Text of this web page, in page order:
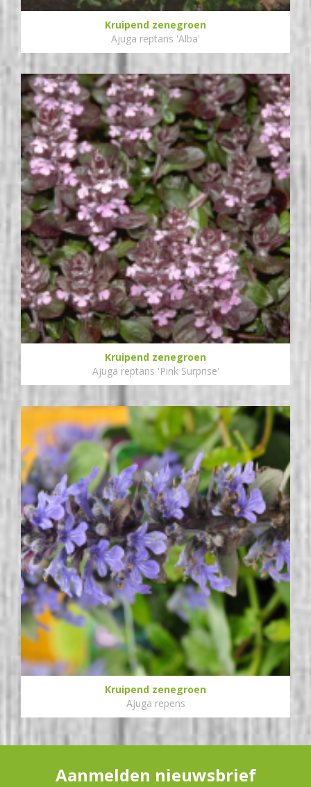
Kruipend zenegroen
Ajuga reptans 'Alba'
Kruipend zenegroen
Ajuga reptans 'Pink Surprise'
Kruipend zenegroen
Ajuga repens
Aanmelden nieuwsbrief